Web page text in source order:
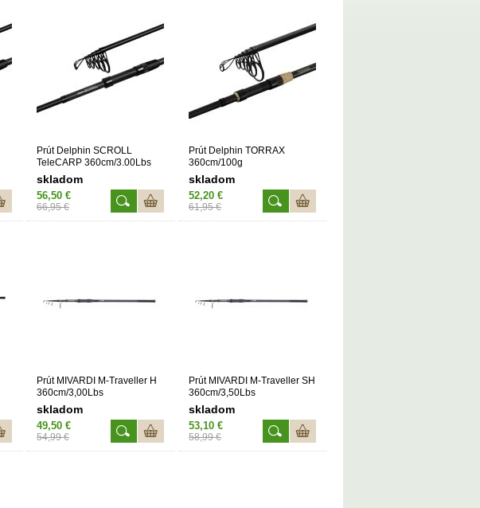
Prút Delphin SCROLL
TeleCARP 360cm/3.00Lbs
skladom
56,50 €
66,95 €
Prút Delphin TORRAX
360cm/100g
skladom
52,20 €
61,95 €
Prút MIVARDI M-Traveller H
360cm/3,00Lbs
skladom
49,50 €
54,99 €
Prút MIVARDI M-Traveller SH
360cm/3,50Lbs
skladom
53,10 €
58,99 €